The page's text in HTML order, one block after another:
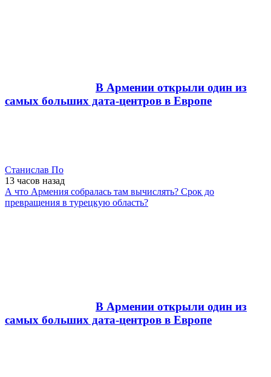
В Армении открыли один из
самых больших дата-центров в Европе
Станислав По
13 часов назад
А что Армения собралась там вычислять? Срок до
превращения в турецкую область?
В Армении открыли один из
самых больших дата-центров в Европе